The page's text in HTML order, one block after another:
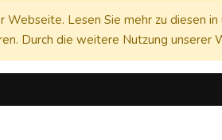
Lesen Sie mehr zu diesen in
Durch die weitere Nutzung unserer